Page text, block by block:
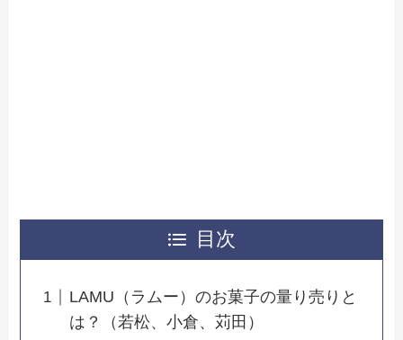
目次
LAMU（ラムー）のお菓子の量り売りと
は？（若松、小倉、苅田）